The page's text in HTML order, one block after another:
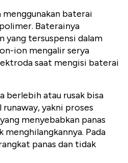
menggunakan baterai
Baterainya
yang tersuspensi dalam
ion mengalir serya
saat mengisi baterai
berlebih atau rusak bisa
yakni proses
menyebabkan panas
menghilangkannya. Pada
panas dan tidak